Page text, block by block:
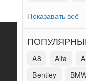
Показавать всё
A8 Alfa
Bentley